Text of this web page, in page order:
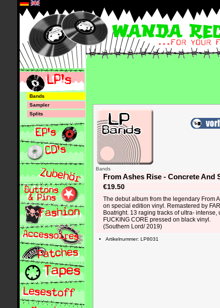
Bands
Sampler
Splits
Bands
From Ashes Rise - Concrete And
€19.50
The debut album from the legendary From
on special edition vinyl. Remastered by
Boatright. 13 raging tracks of ultra- intense,
FUCKING CORE pressed on black vinyl.
(Southern Lord/ 2019)
Artikelnummer: LP8031